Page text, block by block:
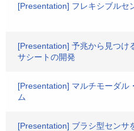
[Presentation] フレキシブルセ
[Presentation] 予兆から見つけ
サシートの開発
[Presentation] マルチモーダル
ム
[Presentation] ブラシ型センサ